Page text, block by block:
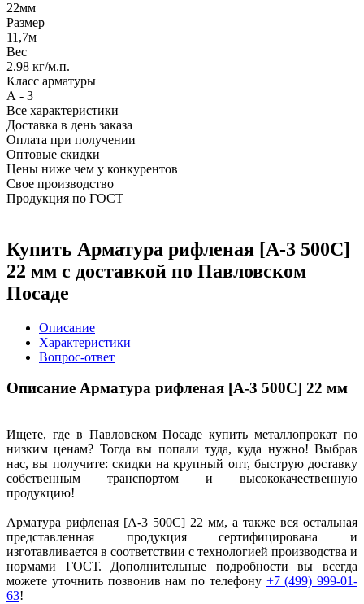
22мм
Размер
11,7м
Вес
2.98 кг/м.п.
Класс арматуры
А - 3
Все характеристики
Доставка в день заказа
Оплата при получении
Оптовые скидки
Цены ниже чем у конкурентов
Свое производство
Продукция по ГОСТ
Купить Арматура рифленая [А-3 500С]
22 мм с доставкой по Павловском
Посаде
Описание
Характеристики
Вопрос-ответ
Описание Арматура рифленая [А-3 500С] 22 мм
Ищете, где в Павловском Посаде купить металлопрокат по
низким ценам? Тогда вы попали туда, куда нужно! Выбрав
нас, вы получите: скидки на крупный опт, быструю доставку
собственным транспортом и высококачественную
продукцию!
Арматура рифленая [А-3 500С] 22 мм, а также вся остальная
представленная продукция сертифицирована и
изготавливается в соответствии с технологией производства и
нормами ГОСТ. Дополнительные подробности вы всегда
можете уточнить позвонив нам по телефону +7 (499) 999-01-
63!